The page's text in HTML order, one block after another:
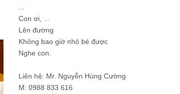
Con ơi, ...
Lên đường
Không bao giờ nhỏ bé được
Nghe con.
Liên hệ: Mr. Nguyễn Hùng Cường
M: 0988 833 616